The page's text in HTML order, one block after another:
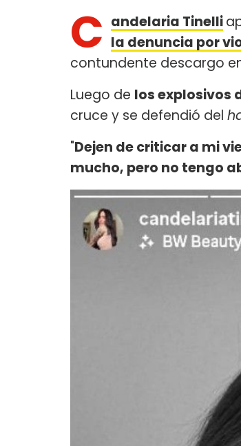
C andelaria Tinelli
la denuncia por
contundente descargo
Luego de los explosivos
cruce y se defendió del
"Dejen de criticar a mi
mucho, pero no tengo